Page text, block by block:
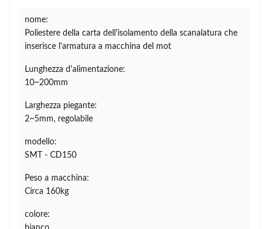
nome:
Poliestere della carta dell'isolamento della scanalatura che
inserisce l'armatura a macchina del mot
Lunghezza d'alimentazione:
10~200mm
Larghezza piegante:
2~5mm, regolabile
modello:
SMT - CD150
Peso a macchina:
Circa 160kg
colore: